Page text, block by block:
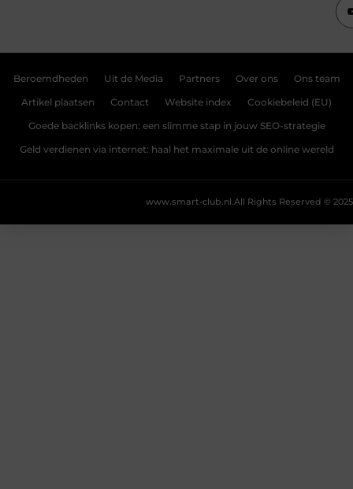
Beroemdheden Uit de Media Partners Over ons Ons team
Artikel plaatsen Contact Website index Cookiebeleid (EU)
Goede backlinks kopen: een slimme stap in jouw SEO-strategie
Geld verdienen via internet: haal het maximale uit de online wereld
All Rights Reserved © 2025
www.smart-club.nl.